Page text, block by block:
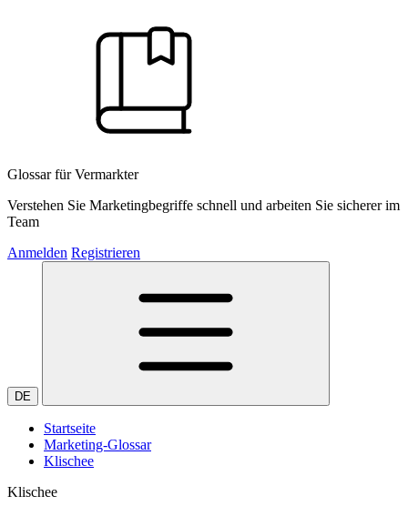
Glossar für Vermarkter
Verstehen Sie Marketingbegriffe schnell und arbeiten Sie sicherer im
Team
Anmelden Registrieren
DE
Startseite
Marketing-Glossar
Klischee
Klischee